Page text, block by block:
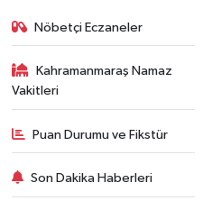
Nöbetçi Eczaneler
Kahramanmaraş Namaz
Vakitleri
Puan Durumu ve Fikstür
Son Dakika Haberleri
SEÇİM 2015
ÇEVRE
BİLİM VE TEKNOLOJİ
YARIŞMALAR